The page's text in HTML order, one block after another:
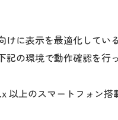
けに表示を最適化してい
記の環境で動作確認を行
以上のスマートフォン搭